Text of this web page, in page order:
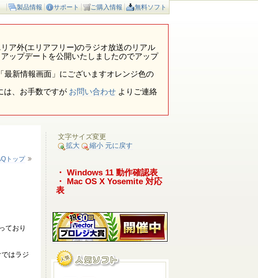
製品情報 サポート ご購入情報 無料ソフト
ア外(エリアフリー)のラジオ放送のリアル
ップデートを公開いたしましたのでアップ
新情報画面」にございますオレンジ色の
は、お手数ですが お問い合わせ よりご連絡
トップ
ており
はラジ
文字サイズ変更
拡大
縮小 元に戻す
・ Windows 11 動作確認表
・ Mac OS X Yosemite 対応
表